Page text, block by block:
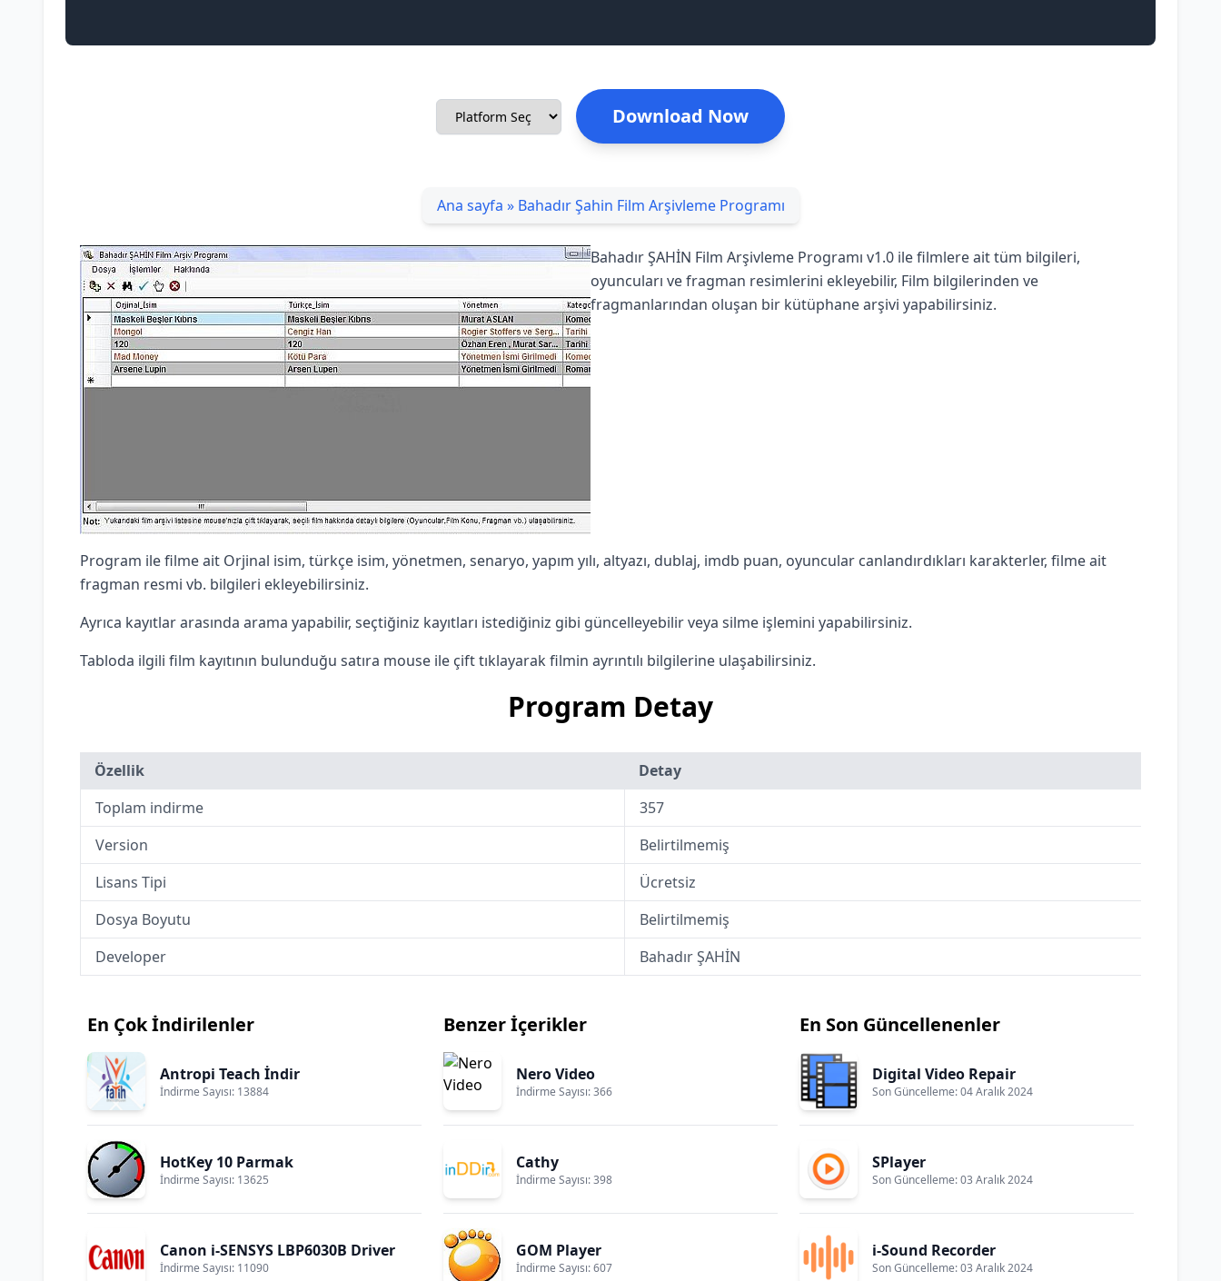
Download Now
Ana sayfa » Bahadır Şahin Film Arşivleme Programı
Bahadır ŞAHİN Film Arşivleme Programı v1.0 ile filmlere ait tüm bilgileri,
oyuncuları ve fragman resimlerini ekleyebilir, Film bilgilerinden ve
fragmanlarından oluşan bir kütüphane arşivi yapabilirsiniz.
Program ile filme ait Orjinal isim, türkçe isim, yönetmen, senaryo, yapım yılı, altyazı, dublaj, imdb puan, oyuncular canlandırdıkları karakterler, filme ait
fragman resmi vb. bilgileri ekleyebilirsiniz.
Ayrıca kayıtlar arasında arama yapabilir, seçtiğiniz kayıtları istediğiniz gibi güncelleyebilir veya silme işlemini yapabilirsiniz.
Tabloda ilgili film kayıtının bulunduğu satıra mouse ile çift tıklayarak filmin ayrıntılı bilgilerine ulaşabilirsiniz.
Program Detay
Özellik
Detay
Toplam indirme
357
Version
Belirtilmemiş
Lisans Tipi
Ücretsiz
Dosya Boyutu
Belirtilmemiş
Developer
Bahadır ŞAHİN
En Çok İndirilenler
Antropi Teach İndir
İndirme Sayısı: 13884
HotKey 10 Parmak
İndirme Sayısı: 13625
Canon i-SENSYS LBP6030B Driver
İndirme Sayısı: 11090
Benzer İçerikler
Nero Video
İndirme Sayısı: 366
Cathy
İndirme Sayısı: 398
GOM Player
İndirme Sayısı: 607
En Son Güncellenenler
Digital Video Repair
Son Güncelleme: 04 Aralık 2024
SPlayer
Son Güncelleme: 03 Aralık 2024
i-Sound Recorder
Son Güncelleme: 03 Aralık 2024